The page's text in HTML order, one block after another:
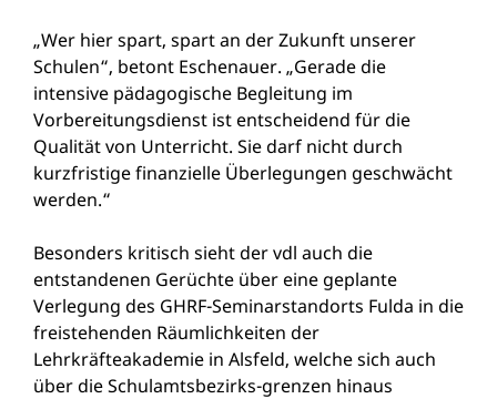
„Wer hier spart, spart an der Zukunft unserer
Schulen“, betont Eschenauer. „Gerade die
intensive pädagogische Begleitung im
Vorbereitungsdienst ist entscheidend für die
Qualität von Unterricht. Sie darf nicht durch
kurzfristige finanzielle Überlegungen geschwächt
werden.“
Besonders kritisch sieht der vdl auch die
entstandenen Gerüchte über eine geplante
Verlegung des GHRF-Seminarstandorts Fulda in die
freistehenden Räumlichkeiten der
Lehrkräfteakademie in Alsfeld, welche sich auch
über die Schulamtsbezirks-grenzen hinaus